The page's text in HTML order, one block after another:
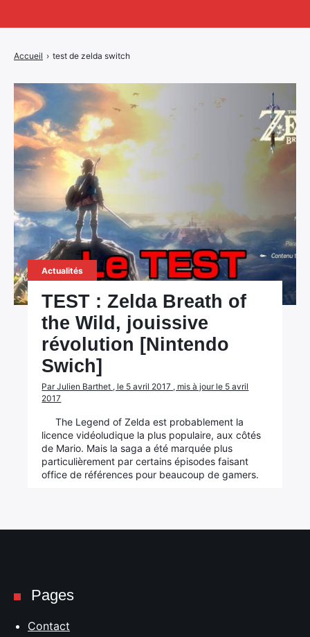
Accueil › test de zelda switch
Actualités
TEST : Zelda Breath of
the Wild, jouissive
révolution [Nintendo
Swich]
Par Julien Barthet , le 5 avril 2017 , mis à jour le 5 avril
2017
The Legend of Zelda est probablement la
licence vidéoludique la plus populaire, aux côtés
de Mario. Mais la saga a été marquée plus
particulièrement par certains épisodes faisant
office de références pour beaucoup de gamers.
Pages
Contact
Rechercher